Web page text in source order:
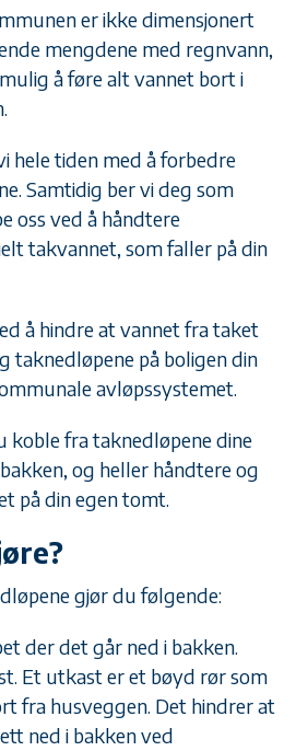
er ikke dimensjonert
mengdene med regnvann,
å føre alt vannet bort i
hele tiden med å forbedre
Samtidig ber vi deg som
oss ved å håndtere
takvannet, som faller på din
å hindre at vannet fra taket
taknedløpene på boligen din
avløpssystemet.
koble fra taknedløpene dine
og heller håndtere og
på din egen tomt.
gjør du følgende:
der det går ned i bakken.
Et utkast er et bøyd rør som
fra husveggen. Det hindrer at
ned i bakken ved